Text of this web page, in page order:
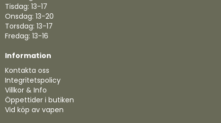
Tisdag: 13-17
Onsdag: 13-20
Torsdag: 13-17
Fredag: 13-16
Information
Kontakta oss
Integritetspolicy
Villkor & Info
Öppettider i butiken
Vid köp av vapen